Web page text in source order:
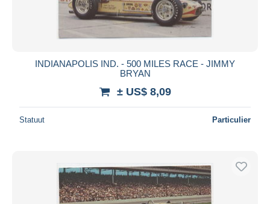
INDIANAPOLIS IND. - 500 MILES RACE - JIMMY
BRYAN
± US$ 8,09
Statuut Particulier